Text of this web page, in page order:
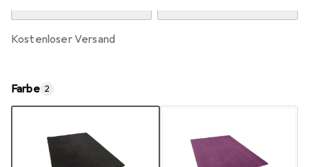
kostenloser Versand
Farbe 2